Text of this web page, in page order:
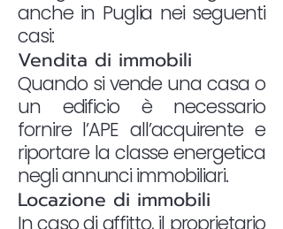
anche in Puglia nei seguenti
casi:
Vendita di immobili
Quando si vende una casa o
un edificio è necessario
fornire l’APE all’acquirente e
riportare la classe energetica
negli annunci immobiliari.
Locazione di immobili
In caso di affitto, il proprietario